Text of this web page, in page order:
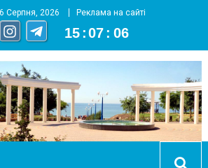
Серпня, 2026 Реклама на сайті
15 :07 : 07
портал города Южный